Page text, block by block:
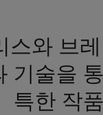
스와 브
기술을
특한 작품